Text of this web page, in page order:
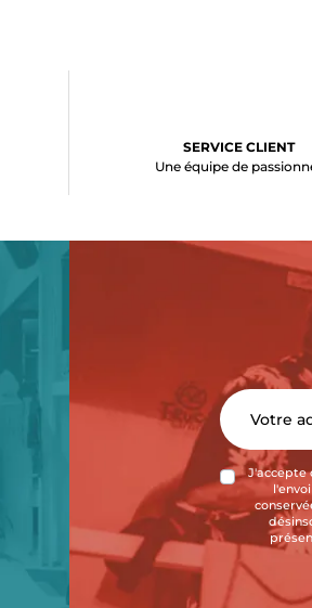
SERVICE CLIENT
Une équipe de
J'accepte